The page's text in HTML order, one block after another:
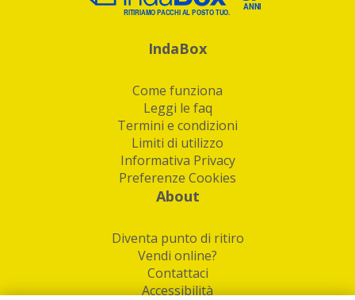
IndaBox
Come funziona
Leggi le faq
Termini e condizioni
Limiti di utilizzo
Informativa Privacy
Preferenze Cookies
About
Diventa punto di ritiro
Vendi online?
Contattaci
Accessibilità